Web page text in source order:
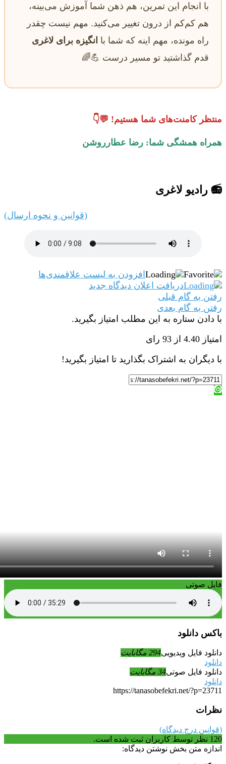
با انجام این تمرین، هم ذهن شما آموزش می‌بینه،
هم کم‌کم از درون تغییر می‌کنید. مهم نیست چقدر
راه مونده، مهم اینه که شما با انگیزه برای لاغری
قدم گذاشتید تو مسیر درست 💪🌈
منتظر کامنت‌های شما هستیم! 💬👇
همراه همشگی شما: رضا عطارروشن
📻 رادیو لاغری
(قوانین و نحوه ارسال)
افزودن به لیست علاقمندی‌ها
دریافت اعلان دیدگاه‌ جدید
رفتن به گام قبلی
رفتن به گام بعدی
با دادن ستاره به این مطلب امتیاز بگیرید.
امتیاز 4.40 از 93 رای
با دیگران به اشتراک بگذارید تا امتیاز بگیرید!
فایل صوتی
باکس دانلود
دانلود فایل ویدیویی294 مگابایت
دانلود
دانلود فایل صوتی34 مگابایت
دانلود
https://tanasobefekri.net/?p=23711
نظرات
(قوانین درج دیدگاه)
120 نظر توسط کاربران ثبت شده است.
اندازه متن بخش نوشتن دیدگاه: